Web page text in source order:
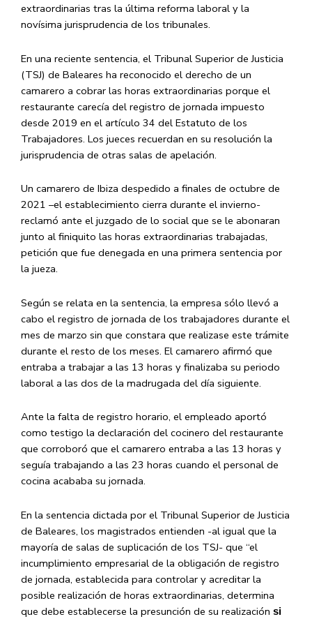
extraordinarias tras la última reforma laboral y la
novísima jurisprudencia de los tribunales.
En una reciente sentencia, el Tribunal Superior de Justicia
(TSJ) de Baleares ha reconocido el derecho de un
camarero a cobrar las horas extraordinarias porque el
restaurante carecía del registro de jornada impuesto
desde 2019 en el artículo 34 del Estatuto de los
Trabajadores. Los jueces recuerdan en su resolución la
jurisprudencia de otras salas de apelación.
Un camarero de Ibiza despedido a finales de octubre de
2021 –el establecimiento cierra durante el invierno-
reclamó ante el juzgado de lo social que se le abonaran
junto al finiquito las horas extraordinarias trabajadas,
petición que fue denegada en una primera sentencia por
la jueza.
Según se relata en la sentencia, la empresa sólo llevó a
cabo el registro de jornada de los trabajadores durante el
mes de marzo sin que constara que realizase este trámite
durante el resto de los meses. El camarero afirmó que
entraba a trabajar a las 13 horas y finalizaba su periodo
laboral a las dos de la madrugada del día siguiente.
Ante la falta de registro horario, el empleado aportó
como testigo la declaración del cocinero del restaurante
que corroboró que el camarero entraba a las 13 horas y
seguía trabajando a las 23 horas cuando el personal de
cocina acababa su jornada.
En la sentencia dictada por el Tribunal Superior de Justicia
de Baleares, los magistrados entienden -al igual que la
mayoría de salas de suplicación de los TSJ- que “el
incumplimiento empresarial de la obligación de registro
de jornada, establecida para controlar y acreditar la
posible realización de horas extraordinarias, determina
que debe establecerse la presunción de su realización si